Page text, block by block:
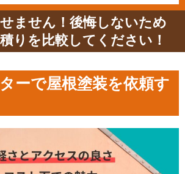
ません！後悔しないため
りを比較してください！
ーで屋根塗装を依頼す